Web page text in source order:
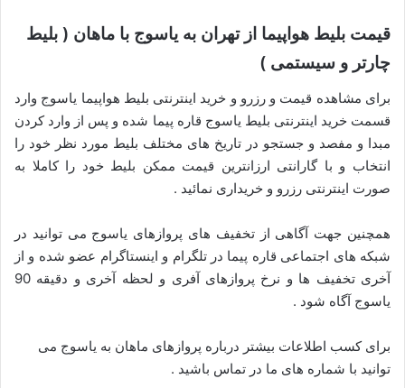
قیمت بلیط هواپیما از تهران به یاسوج با ماهان ( بلیط
چارتر و سیستمی )
برای مشاهده قیمت و رزرو و خرید اینترنتی بلیط هواپیما یاسوج وارد
قسمت خرید اینترنتی بلیط یاسوج قاره پیما شده و پس از وارد کردن
مبدا و مفصد و جستجو در تاریخ های مختلف بلیط مورد نظر خود را
انتخاب و با گارانتی ارزانترین قیمت ممکن بلیط خود را کاملا به
صورت اینترنتی رزرو و خریداری نمائید .
همچنین جهت آگاهی از تخفیف های پروازهای یاسوج می توانید در
شبکه های اجتماعی قاره پیما در تلگرام و اینستاگرام عضو شده و از
آخری تخفیف ها و نرخ پروازهای آفری و لحظه آخری و دقیقه 90
یاسوج آگاه شود .
برای کسب اطلاعات بیشتر درباره پروازهای ماهان به یاسوج می
توانید با شماره های ما در تماس باشید .